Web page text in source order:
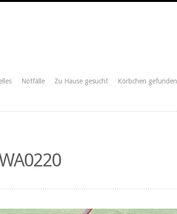
Notfälle Zu Hause gesucht Körbchen gefunden